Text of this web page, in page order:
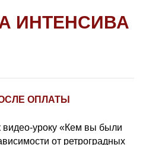
ИНТЕНСИВА
ОПЛАТЫ
видео-уроку «Кем вы были
от ретроградных